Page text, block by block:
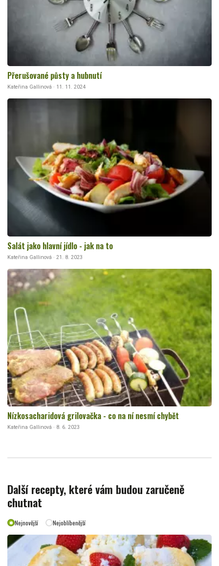
Přerušované půsty a hubnutí
Kateřina Gallinová · 11. 11. 2024
Salát jako hlavní jídlo - jak na to
Kateřina Gallinová · 21. 8. 2023
Nízkosacharidová grilovačka - co na ní nesmí chybět
Kateřina Gallinová · 8. 6. 2023
Další recepty, které vám budou zaručeně
chutnat
Nejnovější Nejoblíbenější